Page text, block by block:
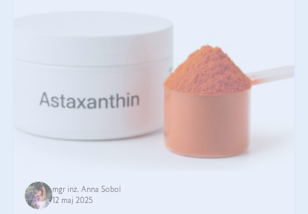
mgr inż. Anna Sobol
12 maj 2025